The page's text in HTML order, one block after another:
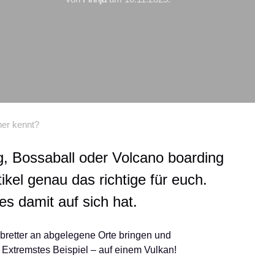
kennt?
Bossaball oder Volcano boarding
genau das richtige für euch.
damit auf sich hat.
an abgelegene Orte bringen und
Beispiel – auf einem Vulkan!